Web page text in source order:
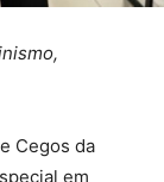
Cegos da
em